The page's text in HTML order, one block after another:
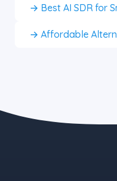
→ Best AI SDR for
→ Affordable